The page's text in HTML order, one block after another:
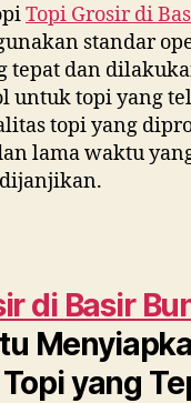
Topi Grosir di
standar
tepat dan
untuk topi yang
topi yang
lama waktu
di Basir
yang